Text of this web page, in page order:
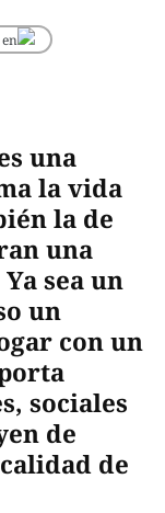
una
la vida
la de
una
sea un
un
con un
sociales
de
de